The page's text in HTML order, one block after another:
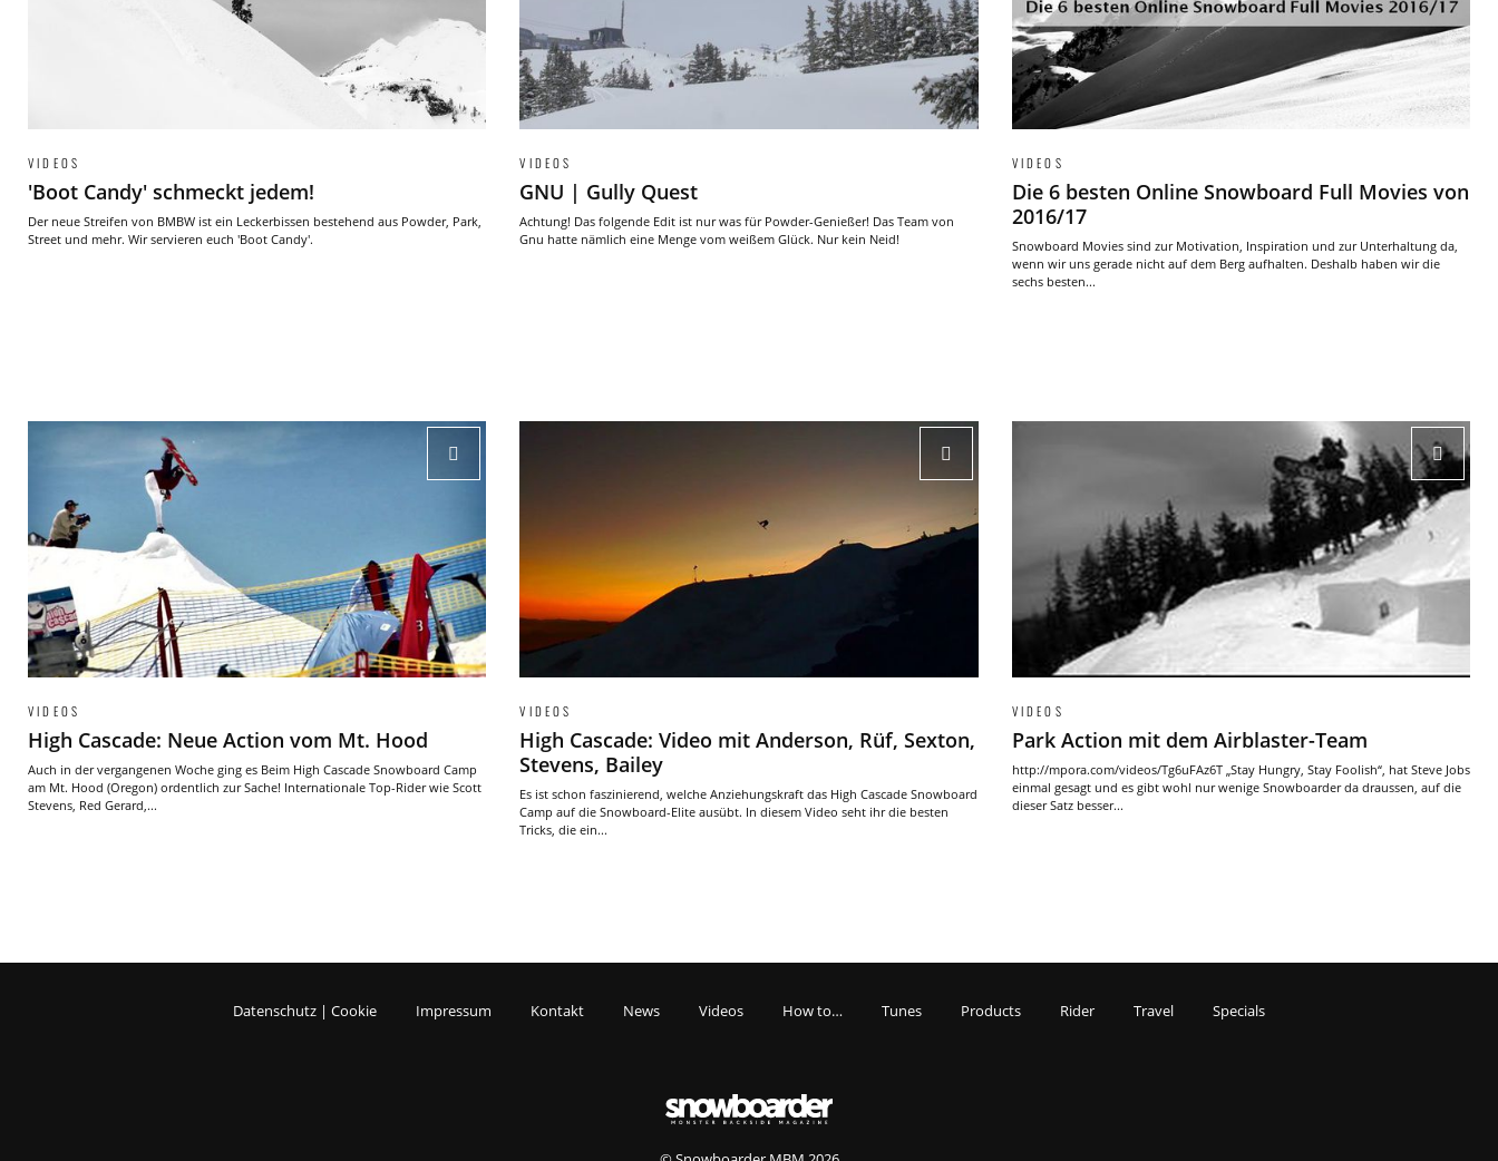
VIDEOS
'Boot Candy' schmeckt jedem!
Der neue Streifen von BMBW ist ein Leckerbissen bestehend aus Powder, Park,
Street und mehr. Wir servieren euch 'Boot Candy'.
VIDEOS
GNU | Gully Quest
Achtung! Das folgende Edit ist nur was für Powder-Genießer! Das Team von
Gnu hatte nämlich eine Menge vom weißem Glück. Nur kein Neid!
VIDEOS
Die 6 besten Online Snowboard Full Movies von
2016/17
Snowboard Movies sind zur Motivation, Inspiration und zur Unterhaltung da,
wenn wir uns gerade nicht auf dem Berg aufhalten. Deshalb haben wir die
sechs besten...
VIDEOS
High Cascade: Neue Action vom Mt. Hood
Auch in der vergangenen Woche ging es Beim High Cascade Snowboard Camp
am Mt. Hood (Oregon) ordentlich zur Sache! Internationale Top-Rider wie Scott
Stevens, Red Gerard,...
VIDEOS
High Cascade: Video mit Anderson, Rüf, Sexton,
Stevens, Bailey
Es ist schon faszinierend, welche Anziehungskraft das High Cascade Snowboard
Camp auf die Snowboard-Elite ausübt. In diesem Video seht ihr die besten
Tricks, die ein...
VIDEOS
Park Action mit dem Airblaster-Team
http://mpora.com/videos/Tg6uFAz6T „Stay Hungry, Stay Foolish“, hat Steve Jobs
einmal gesagt und es gibt wohl nur wenige Snowboarder da draussen, auf die
dieser Satz besser...
Datenschutz | Cookie Impressum Kontakt News Videos How to… Tunes Products Rider Travel Specials